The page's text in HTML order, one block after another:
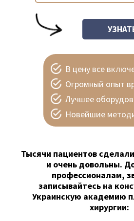
В цену все
Огромный опыт
Лучшее
Новейшие
Тысячи пациентов
и очень довольны.
профессионалам,
записывайтесь на
Украинскую академию
хирургии: